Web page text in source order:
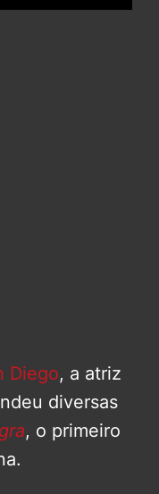
Diego, a atriz
diversas
, o primeiro